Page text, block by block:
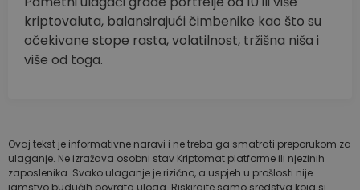
kriptovaluta, balansirajući čimbenike kao što su
očekivane stope rasta, volatilnost, tržišna niša i
više od toga.
Ovaj tekst je informativne naravi i ne treba ga smatrati preporukom za
ulaganje. Ne izražava osobni stav Kriptomat platforme ili njezinih
zaposlenika. Svako ulaganje je rizično, a uspjeh u prošlosti nije